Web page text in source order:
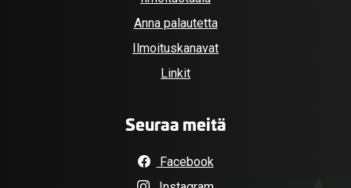
Anna palautetta
Ilmoituskanavat
Linkit
Seuraa meitä
Facebook